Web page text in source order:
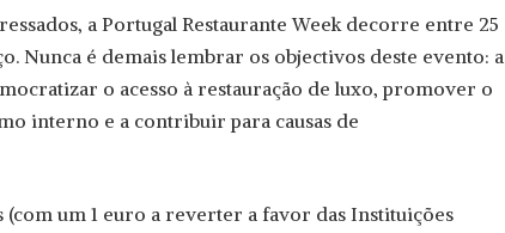
a Portugal Restaurante Week decorre entre 25
Nunca é demais lembrar os objectivos deste evento: a
o acesso à restauração de luxo, promover o
interno e a contribuir para causas de
um 1 euro a reverter a favor das Instituições